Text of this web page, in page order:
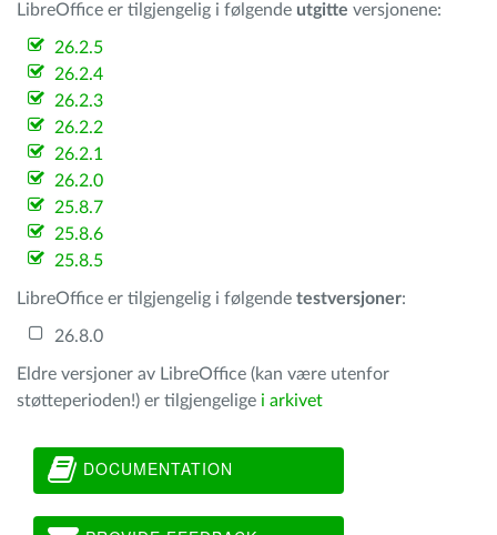
LibreOffice er tilgjengelig i følgende utgitte versjonene:
26.2.5
26.2.4
26.2.3
26.2.2
26.2.1
26.2.0
25.8.7
25.8.6
25.8.5
LibreOffice er tilgjengelig i følgende testversjoner:
26.8.0
Eldre versjoner av LibreOffice (kan være utenfor
støtteperioden!) er tilgjengelige i arkivet
DOCUMENTATION